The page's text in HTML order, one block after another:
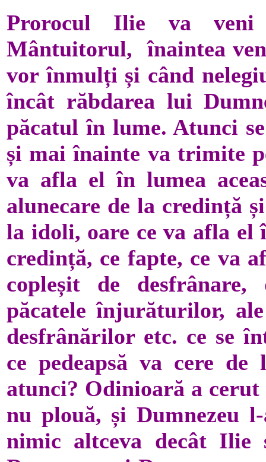
Prorocul Ilie va veni
Mântuitorul, înaintea
vor înmulți și când
încât răbdarea lui
păcatul în lume. Atunci
și mai înainte va trimite
va afla el în lumea
alunecare de la credință
la idoli, oare ce va afla el
credință, ce fapte, ce va
copleșit de
păcatele înjurăturilor,
desfrânărilor etc. ce se
ce pedeapsă va cere
atunci? Odinioară a cerut
nu plouă, și Dumnezeu
nimic altceva decât Ilie